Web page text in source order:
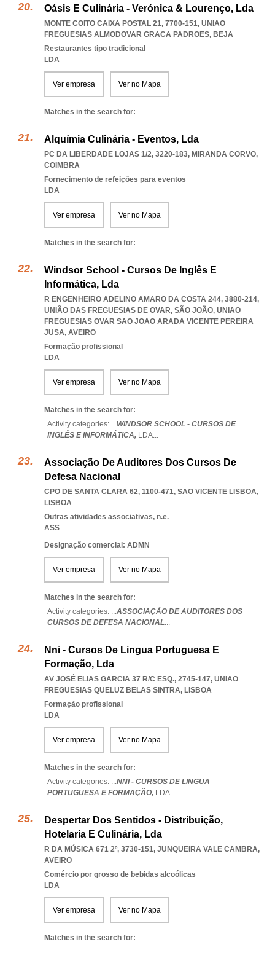
Oásis E Culinária - Verónica & Lourenço, Lda
MONTE COITO CAIXA POSTAL 21, 7700-151, UNIAO
FREGUESIAS ALMODOVAR GRACA PADROES, BEJA
Restaurantes tipo tradicional
LDA
Ver empresa Ver no Mapa
Matches in the search for:
Alquímia Culinária - Eventos, Lda
PC DA LIBERDADE LOJAS 1/2, 3220-183, MIRANDA CORVO,
COIMBRA
Fornecimento de refeições para eventos
LDA
Ver empresa Ver no Mapa
Matches in the search for:
Windsor School - Cursos De Inglês E
Informática, Lda
R ENGENHEIRO ADELINO AMARO DA COSTA 244, 3880-214,
UNIÃO DAS FREGUESIAS DE OVAR, SÃO JOÃO, UNIAO
FREGUESIAS OVAR SAO JOAO ARADA VICENTE PEREIRA
JUSA, AVEIRO
Formação profissional
LDA
Ver empresa Ver no Mapa
Matches in the search for:
Activity categories: ...WINDSOR SCHOOL - CURSOS DE
INGLÊS E INFORMÁTICA, LDA...
Associação De Auditores Dos Cursos De
Defesa Nacional
CPO DE SANTA CLARA 62, 1100-471, SAO VICENTE LISBOA,
LISBOA
Outras atividades associativas, n.e.
ASS
Designação comercial: ADMN
Ver empresa Ver no Mapa
Matches in the search for:
Activity categories: ...ASSOCIAÇÃO DE AUDITORES DOS
CURSOS DE DEFESA NACIONAL...
Nni - Cursos De Lingua Portuguesa E
Formação, Lda
AV JOSÉ ELIAS GARCIA 37 R/C ESQ., 2745-147, UNIAO
FREGUESIAS QUELUZ BELAS SINTRA, LISBOA
Formação profissional
LDA
Ver empresa Ver no Mapa
Matches in the search for:
Activity categories: ...NNI - CURSOS DE LINGUA
PORTUGUESA E FORMAÇÃO, LDA...
Despertar Dos Sentidos - Distribuição,
Hotelaria E Culinária, Lda
R DA MÚSICA 671 2º, 3730-151, JUNQUEIRA VALE CAMBRA,
AVEIRO
Comércio por grosso de bebidas alcoólicas
LDA
Ver empresa Ver no Mapa
Matches in the search for: